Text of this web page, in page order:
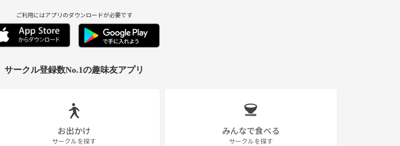
ご利用にはアプリのダウンロードが必要です
サークル登録数No.1の趣味友アプリ
お出かけ
サークルを探す
みんなで食べる
サークルを探す